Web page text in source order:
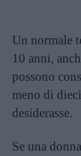
Un normale
10 anni,
possono
meno di
desiderasse.
Se una